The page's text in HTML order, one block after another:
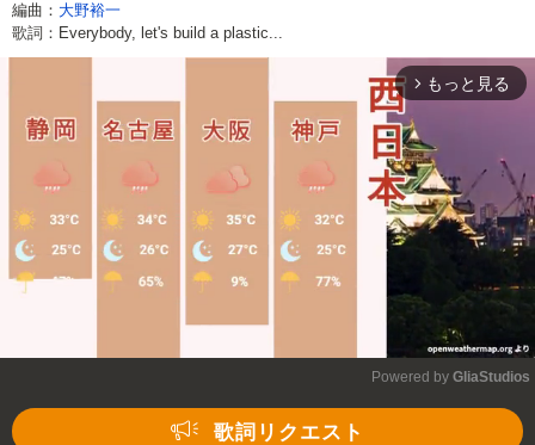
編曲： 大野裕一
歌詞：Everybody, let's build a plastic...
arrow_forward_ios もっと見る
Powered by GliaStudios
歌詞リクエスト